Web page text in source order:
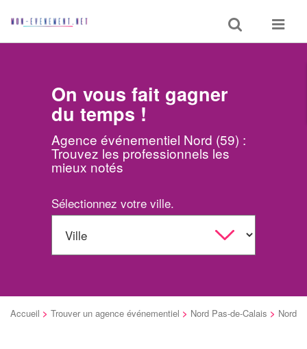
Toggle
search
Toggle
On vous fait gagner
du temps !
Agence événementiel Nord (59) :
Trouvez les professionnels les
mieux notés
Sélectionnez votre ville.
Accueil > Trouver un agence événementiel > Nord Pas-de-Calais > Nord